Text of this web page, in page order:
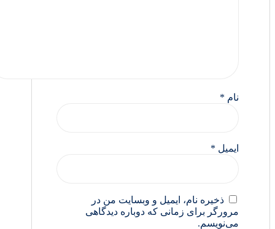
نام *
ایمیل *
ذخیره نام، ایمیل و وبسایت من در
مرورگر برای زمانی که دوباره دیدگاهی
می‌نویسم.